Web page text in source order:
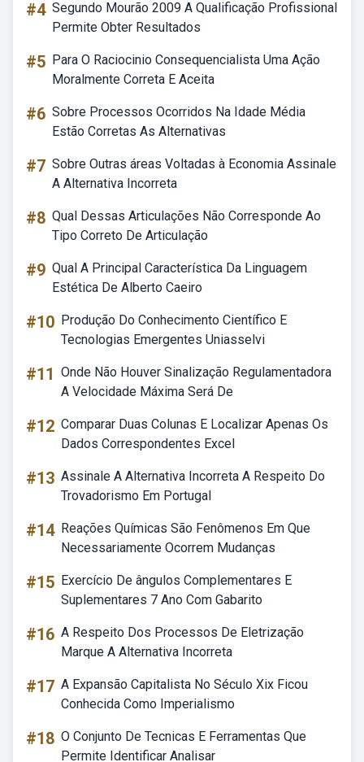
#4 Segundo Mourão 2009 A Qualificação Profissional
Permite Obter Resultados
#5 Para O Raciocinio Consequencialista Uma Ação
Moralmente Correta E Aceita
#6 Sobre Processos Ocorridos Na Idade Média
Estão Corretas As Alternativas
#7 Sobre Outras áreas Voltadas à Economia Assinale
A Alternativa Incorreta
#8 Qual Dessas Articulações Não Corresponde Ao
Tipo Correto De Articulação
#9 Qual A Principal Característica Da Linguagem
Estética De Alberto Caeiro
#10 Produção Do Conhecimento Científico E
Tecnologias Emergentes Uniasselvi
#11 Onde Não Houver Sinalização Regulamentadora
A Velocidade Máxima Será De
#12 Comparar Duas Colunas E Localizar Apenas Os
Dados Correspondentes Excel
#13 Assinale A Alternativa Incorreta A Respeito Do
Trovadorismo Em Portugal
#14 Reações Químicas São Fenômenos Em Que
Necessariamente Ocorrem Mudanças
#15 Exercício De ângulos Complementares E
Suplementares 7 Ano Com Gabarito
#16 A Respeito Dos Processos De Eletrização
Marque A Alternativa Incorreta
#17 A Expansão Capitalista No Século Xix Ficou
Conhecida Como Imperialismo
#18 O Conjunto De Tecnicas E Ferramentas Que
Permite Identificar Analisar